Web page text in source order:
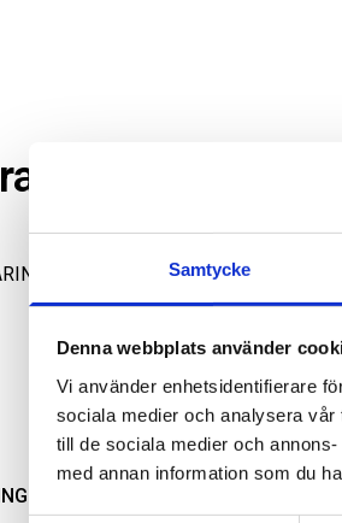
Samtycke
Denna webbplats använder
Vi använder enhetsidentifierare
sociala medier och analysera
till de sociala medier och
med annan information som du
produkter
& SKIFTE 16-21